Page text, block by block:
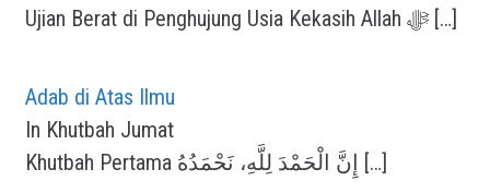
Ujian Berat di Penghujung Usia Kekasih Allah ﷻ […]
Adab di Atas Ilmu
In Khutbah Jumat
[…]